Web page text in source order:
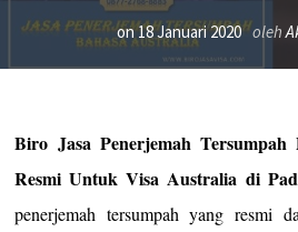
on18 Januari 2020 oleh
Biro Jasa Penerjemah
Resmi Untuk Visa Australia di
penerjemah tersumpah yang resmi